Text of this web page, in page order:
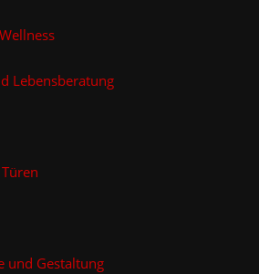
Lebensberatung
und Gestaltung